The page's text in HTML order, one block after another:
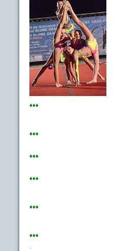
♦♦♦
♦♦♦
♦♦♦
♦♦♦
♦♦♦
♦♦♦
.